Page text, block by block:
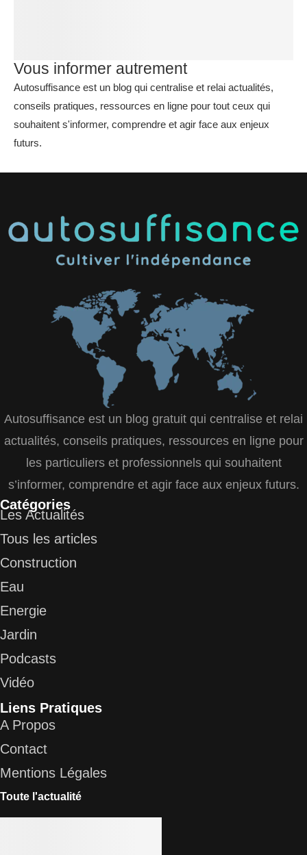
Vous informer autrement
Autosuffisance est un blog qui centralise et relai actualités,
conseils pratiques, ressources en ligne pour tout ceux qui
souhaitent s'informer, comprendre et agir face aux enjeux
futurs.
Autosuffisance est un blog gratuit qui centralise et relai
actualités, conseils pratiques, ressources en ligne pour
les particuliers et professionnels qui souhaitent
s’informer, comprendre et agir face aux enjeux futurs.
Catégories
Les Actualités
Tous les articles
Construction
Eau
Energie
Jardin
Podcasts
Vidéo
Liens Pratiques
A Propos
Contact
Mentions Légales
Toute l'actualité